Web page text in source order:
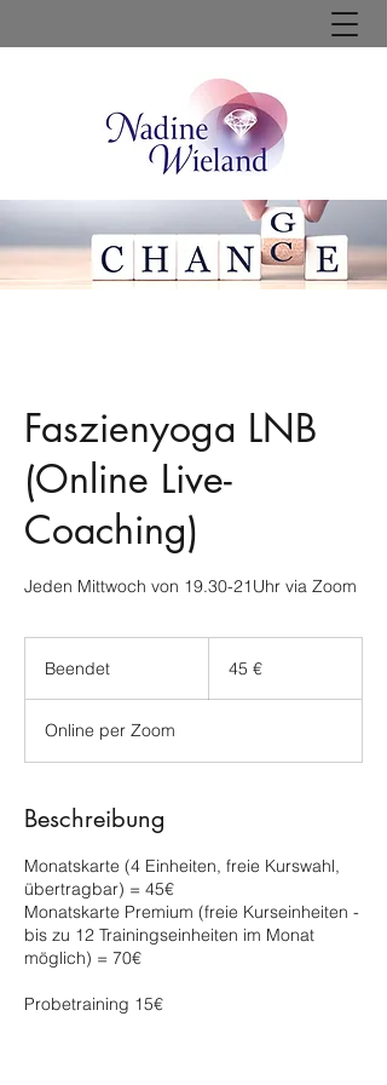
Faszienyoga LNB
(Online Live-
Coaching)
Jeden Mittwoch von 19.30-21Uhr via Zoom
Beendet
n
d
t
45 €
Online per Zoom
Beschreibung
Monatskarte (4 Einheiten, freie Kurswahl,
übertragbar) = 45€
Monatskarte Premium (freie Kurseinheiten -
bis zu 12 Trainingseinheiten im Monat
möglich) = 70€
Probetraining 15€